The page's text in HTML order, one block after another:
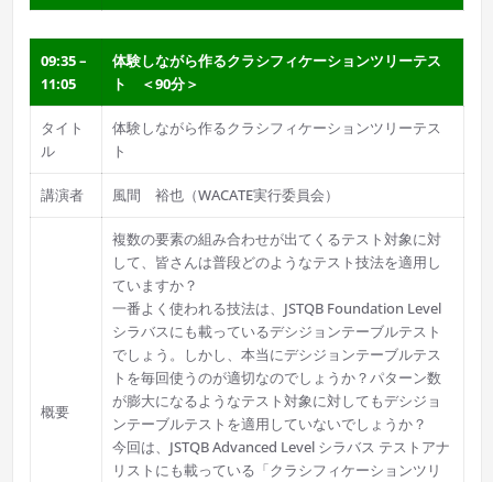
09:35 –
11:05
体験しながら作るクラシフィケーションツリーテス
ト ＜90分＞
タイト
ル
体験しながら作るクラシフィケーションツリーテス
ト
講演者 風間 裕也（WACATE実行委員会）
概要
複数の要素の組み合わせが出てくるテスト対象に対
して、皆さんは普段どのようなテスト技法を適用し
ていますか？
一番よく使われる技法は、JSTQB Foundation Level
シラバスにも載っているデシジョンテーブルテスト
でしょう。しかし、本当にデシジョンテーブルテス
トを毎回使うのが適切なのでしょうか？パターン数
が膨大になるようなテスト対象に対してもデシジョ
ンテーブルテストを適用していないでしょうか？
今回は、JSTQB Advanced Level シラバス テストアナ
リストにも載っている「クラシフィケーションツリ